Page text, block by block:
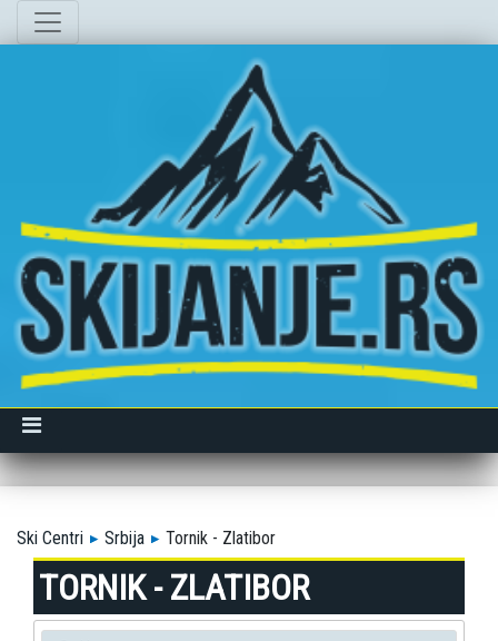
Ski Centri Srbija Tornik - Zlatibor
TORNIK - ZLATIBOR